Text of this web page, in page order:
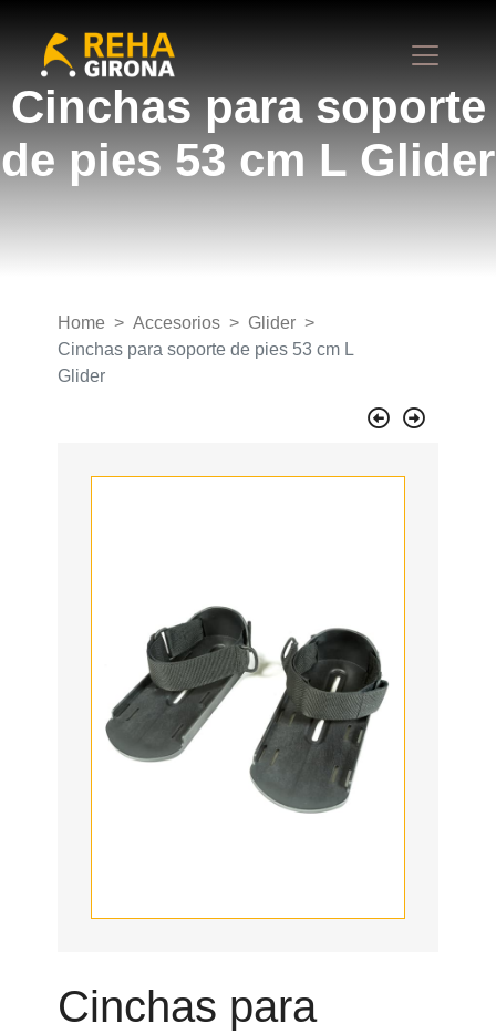
Cinchas para soporte
de pies 53 cm L Glider
Home Accesorios
Glider
Cinchas para soporte de pies 53 cm L
Glider
Cinchas para